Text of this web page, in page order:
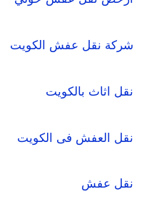
شركة نقل عفش الكويت
نقل اثاث بالكويت
نقل العفش فى الكويت
نقل عفش